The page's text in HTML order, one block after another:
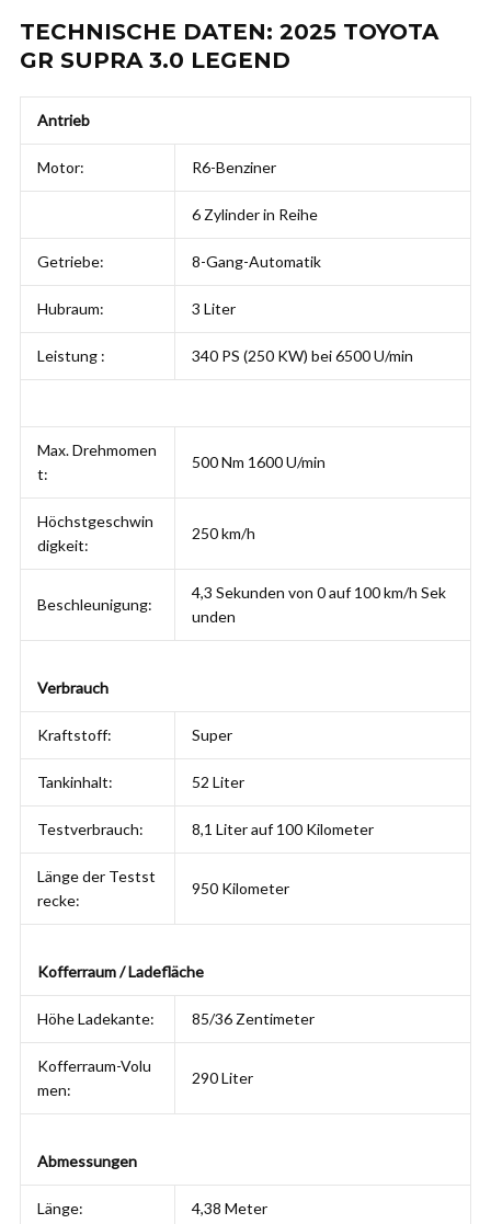
TECHNISCHE DATEN: 2025 TOYOTA
GR SUPRA 3.0 LEGEND
Antrieb
Motor: R6-Benziner
6 Zylinder in Reihe
Getriebe: 8-Gang-Automatik
Hubraum: 3 Liter
Leistung : 340 PS (250 KW) bei 6500 U/min
Max. Drehmomen
t:
500 Nm 1600 U/min
Höchstgeschwin
digkeit:
250 km/h
Beschleunigung:
4,3 Sekunden von 0 auf 100 km/h Sek
unden
Verbrauch
Kraftstoff: Super
Tankinhalt: 52 Liter
Testverbrauch: 8,1 Liter auf 100 Kilometer
Länge der Testst
recke:
950 Kilometer
Kofferraum / Ladefläche
Höhe Ladekante: 85/36 Zentimeter
Kofferraum-Volu
men:
290 Liter
Abmessungen
Länge: 4,38 Meter